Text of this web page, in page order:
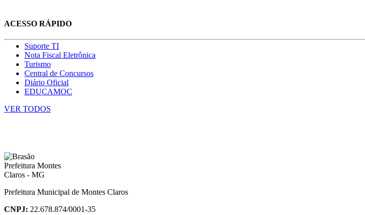
ACESSO RÁPIDO
Suporte TI
Nota Fiscal Eletrônica
Turismo
Central de Concursos
Diário Oficial
EDUCAMOC
VER TODOS
Prefeitura Municipal de Montes Claros
CNPJ: 22.678.874/0001-35